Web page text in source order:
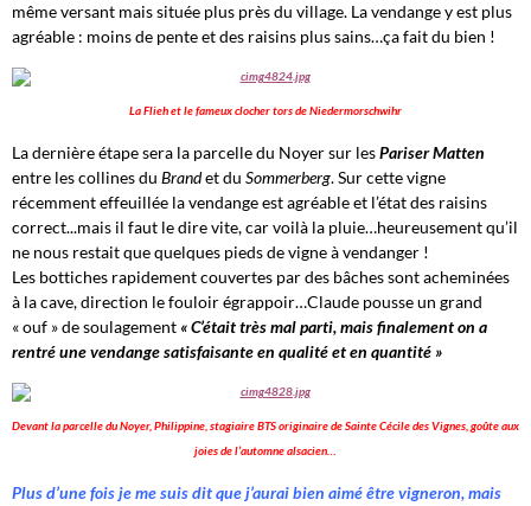
même versant mais située plus près du village. La vendange y est plus
agréable : moins de pente et des raisins plus sains…ça fait du bien !
La Flieh et le fameux clocher tors de Niedermorschwihr
La dernière étape sera la parcelle du Noyer sur lesPariser Matten
entre les collines du Brandet du Sommerberg. Sur cette vigne
récemment effeuillée la vendange est agréable et l’état des raisins
correct...mais il faut le dire vite, car voilà la pluie…heureusement qu’il
ne nous restait que quelques pieds de vigne à vendanger !
Les bottiches rapidement couvertes par des bâches sont acheminées
à la cave, direction le fouloir égrappoir…Claude pousse un grand
« ouf » de soulagement « C’était très mal parti, mais finalement on a
rentré une vendange satisfaisante en qualité et en quantité »
Devant la parcelle du Noyer, Philippine, stagiaire BTS originaire de Sainte Cécile des Vignes, goûte aux
joies de l’automne alsacien…
Plus d’une fois je me suis dit que j’aurai bien aimé être vigneron, mais